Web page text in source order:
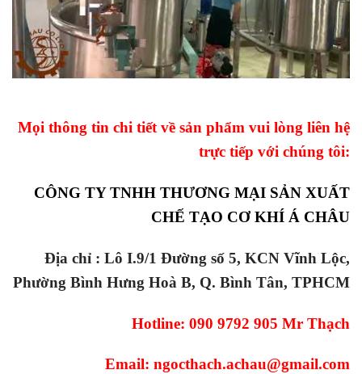
Mọi thông tin chi tiết về sản phẩm vui lòng liên hệ
trực tiếp với chúng tôi:
CÔNG TY TNHH THƯƠNG MẠI SẢN XUẤT
CHẾ TẠO CƠ KHÍ Á CHÂU
Địa chỉ : Lô I.9/1 Đường số 5, KCN Vĩnh Lộc,
Phường Bình Hưng Hoà B, Q. Bình Tân, TPHCM
Hotline: 090 9792 905 Mr Thạch
Email: ngocthach.achau@gmail.com